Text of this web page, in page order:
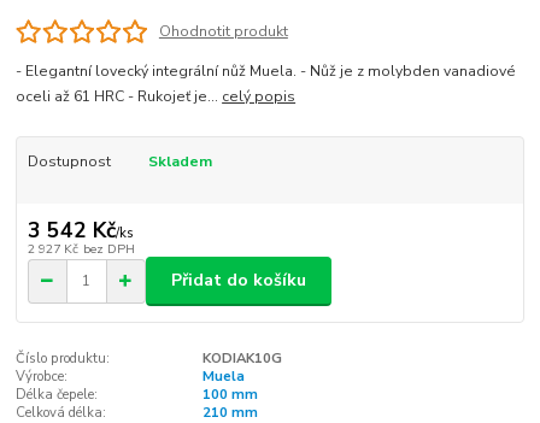
Ohodnotit produkt
- Elegantní lovecký integrální nůž Muela. - Nůž je z molybden vanadiové
oceli až 61 HRC - Rukojeť je... celý popis
Dostupnost Skladem
3 542 Kč/ks
2 927 Kč bez DPH
Přidat do košíku
Číslo produktu:
KODIAK10G
Výrobce:
Muela
Délka čepele:
100 mm
Celková délka:
210 mm